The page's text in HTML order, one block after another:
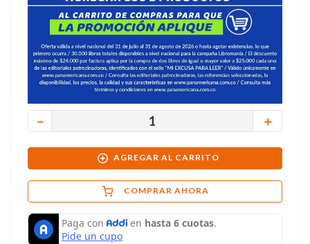
＋
－
AGREGAR AL CARRITO
COMPRAR AHORA